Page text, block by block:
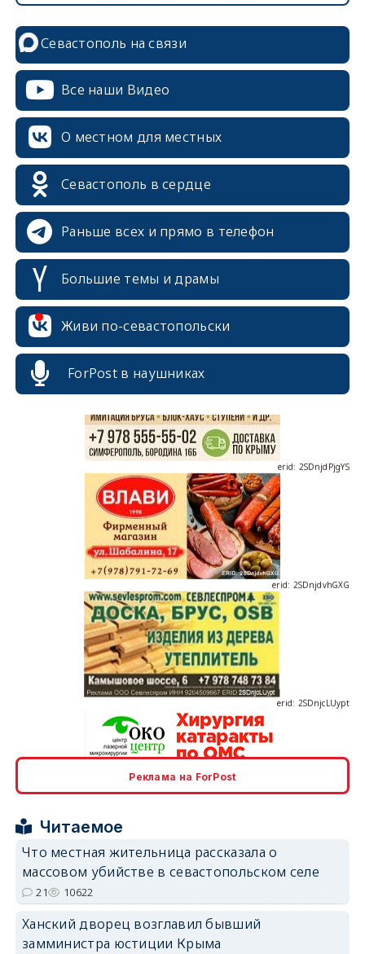
Севастополь на связи
Все наши Видео
О местном для местных
Севастополь в сердце
Раньше всех и прямо в телефон
Большие темы и драмы
Живи по-севастопольски
ForPost в наушниках
erid: 2SDnjcrDNw6
erid: 2SDnjdPjgYS
erid: 2SDnjdvhGXG
Реклама на ForPost
Читаемое
Что местная жительница рассказала о
массовом убийстве в севастопольском селе
21 10622
Ханский дворец возглавил бывший
замминистра юстиции Крыма